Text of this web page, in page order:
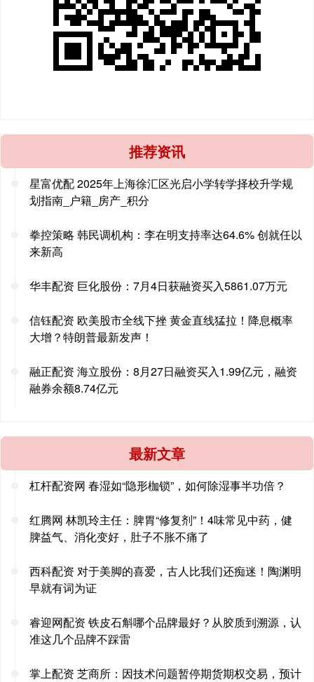
推荐资讯
星富优配 2025年上海徐汇区光启小学转学择校升学规
划指南_户籍_房产_积分
拳控策略 韩民调机构：李在明支持率达64.6% 创就任以
来新高
华丰配资 巨化股份：7月4日获融资买入5861.07万元
信钰配资 欧美股市全线下挫 黄金直线猛拉！降息概率
大增？特朗普最新发声！
融正配资 海立股份：8月27日融资买入1.99亿元，融资
融券余额8.74亿元
最新文章
杠杆配资网 春湿如“隐形枷锁”，如何除湿事半功倍？
红腾网 林凯玲主任：脾胃“修复剂”！4味常见中药，健
脾益气、消化变好，肚子不胀不痛了
西科配资 对于美脚的喜爱，古人比我们还痴迷！陶渊明
早就有词为证
睿迎网配资 铁皮石斛哪个品牌最好？从胶质到溯源，认
准这几个品牌不踩雷
掌上配资 芝商所：因技术问题暂停期货期权交易，预计